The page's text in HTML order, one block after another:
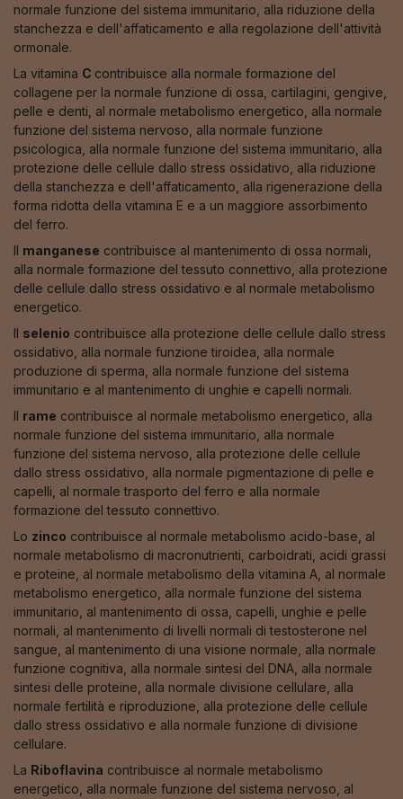
normale funzione del sistema immunitario, alla riduzione della
stanchezza e dell'affaticamento e alla regolazione dell'attività
ormonale.
La vitamina C contribuisce alla normale formazione del
collagene per la normale funzione di ossa, cartilagini, gengive,
pelle e denti, al normale metabolismo energetico, alla normale
funzione del sistema nervoso, alla normale funzione
psicologica, alla normale funzione del sistema immunitario, alla
protezione delle cellule dallo stress ossidativo, alla riduzione
della stanchezza e dell'affaticamento, alla rigenerazione della
forma ridotta della vitamina E e a un maggiore assorbimento
del ferro.
manganese contribuisce al mantenimento di ossa normali,
alla normale formazione del tessuto connettivo, alla protezione
delle cellule dallo stress ossidativo e al normale metabolismo
energetico.
selenio contribuisce alla protezione delle cellule dallo stress
ossidativo, alla normale funzione tiroidea, alla normale
produzione di sperma, alla normale funzione del sistema
immunitario e al mantenimento di unghie e capelli normali.
rame contribuisce al normale metabolismo energetico, alla
normale funzione del sistema immunitario, alla normale
funzione del sistema nervoso, alla protezione delle cellule
dallo stress ossidativo, alla normale pigmentazione di pelle e
capelli, al normale trasporto del ferro e alla normale
formazione del tessuto connettivo.
Lo zinco contribuisce al normale metabolismo acido-base, al
normale metabolismo di macronutrienti, carboidrati, acidi grassi
e proteine, al normale metabolismo della vitamina A, al normale
metabolismo energetico, alla normale funzione del sistema
immunitario, al mantenimento di ossa, capelli, unghie e pelle
normali, al mantenimento di livelli normali di testosterone nel
sangue, al mantenimento di una visione normale, alla normale
funzione cognitiva, alla normale sintesi del DNA, alla normale
sintesi delle proteine, alla normale divisione cellulare, alla
normale fertilità e riproduzione, alla protezione delle cellule
dallo stress ossidativo e alla normale funzione di divisione
cellulare.
La Riboflavina contribuisce al normale metabolismo
energetico, alla normale funzione del sistema nervoso, al